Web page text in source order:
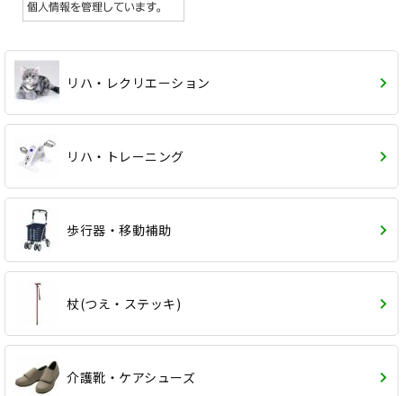
リハ・レクリエーション
リハ・トレーニング
歩行器・移動補助
杖(つえ・ステッキ)
介護靴・ケアシューズ